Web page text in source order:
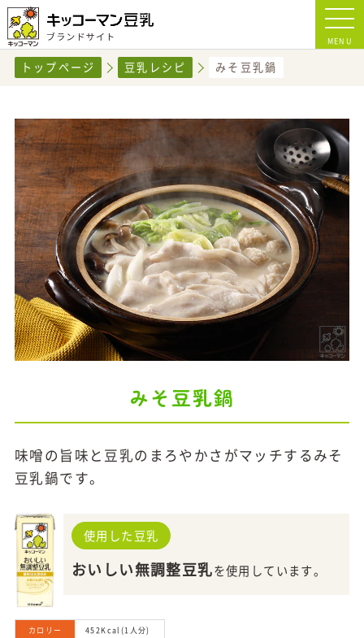
MENU
トップページ 豆乳レシピ みそ豆乳鍋
みそ豆乳鍋
味噌の旨味と豆乳のまろやかさがマッチするみそ
豆乳鍋です。
使用した豆乳
おいしい無調整豆乳を使用しています。
カロリー 452Kcal(1人分)